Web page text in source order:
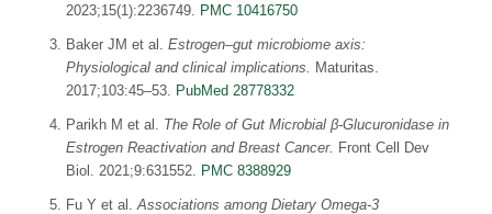
2023;15(1):2236749. PMC 10416750
Baker JM et al. Estrogen–gut microbiome axis:
Physiological and clinical implications. Maturitas.
2017;103:45–53. PubMed 28778332
Parikh M et al. The Role of Gut Microbial β-Glucuronidase in
Estrogen Reactivation and Breast Cancer. Front Cell Dev
Biol. 2021;9:631552. PMC 8388929
Fu Y et al.Associations among Dietary Omega-3